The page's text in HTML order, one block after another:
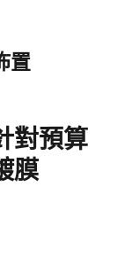
置
對預算
膜